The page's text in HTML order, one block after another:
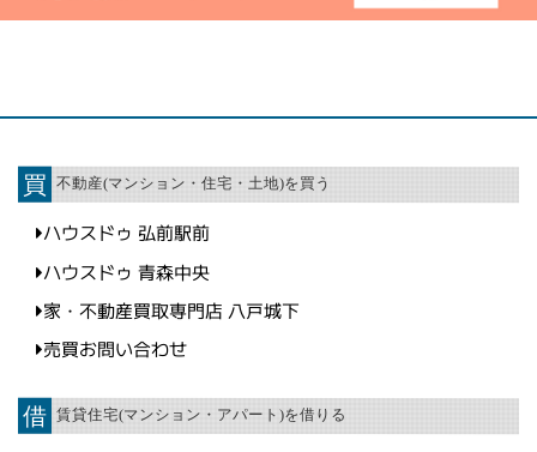
買 不動産(マンション・住宅・土地)を買う
ハウスドゥ 弘前駅前
ハウスドゥ 青森中央
家・不動産買取専門店 八戸城下
売買お問い合わせ
借 賃貸住宅(マンション・アパート)を借りる